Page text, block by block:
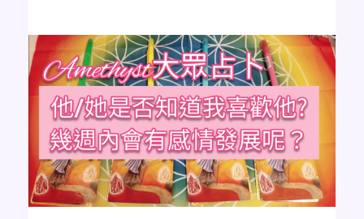
Amethyst
大
眾
占
卜
他/
她
是
否
知
道
我
喜
歡